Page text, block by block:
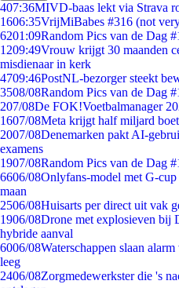
407:36MIVD-baas lekt via Strava
1606:35VrijMiBabes #316 (not
6201:09Random Pics van de Dag
1209:49Vrouw krijgt 30 maanden
misdienaar in kerk
4709:46PostNL-bezorger steekt
3508/08Random Pics van de Dag
207/08De FOK!Voetbalmanager
1607/08Meta krijgt half miljard
2007/08Denemarken pakt AI-
examens
1907/08Random Pics van de Dag
6606/08Onlyfans-model met G-
maan
2506/08Huisarts per direct uit vak
1906/08Drone met explosieven bij
hybride aanval
6006/08Waterschappen slaan
leeg
2406/08Zorgmedewerkster die 's